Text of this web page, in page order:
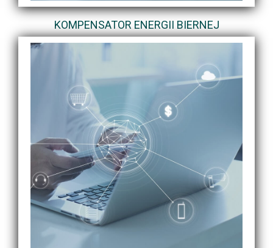
KOMPENSATOR ENERGII BIERNEJ